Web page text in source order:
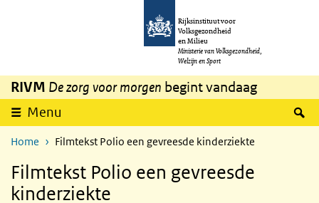
Overslaan en naar de inhoud gaan
Rijksinstituut voor
Volksgezondheid
en Milieu
Ministerie van Volksgezondheid,
Welzijn en Sport
RIVM De zorg voor morgen begint vandaag
Menu
Home Filmtekst Polio een gevreesde kinderziekte
Filmtekst Polio een gevreesde
kinderziekte